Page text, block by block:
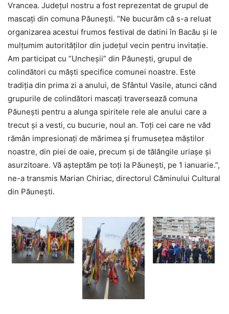
Vrancea. Județul nostru a fost reprezentat de grupul de
mascați din comuna Păunești. ”Ne bucurăm că s-a reluat
organizarea acestui frumos festival de datini în Bacău și le
mulțumim autorităților din județul vecin pentru invitație.
Am participat cu ”Uncheșii” din Păunești, grupul de
colindători cu măști specifice comunei noastre. Este
tradiția din prima zi a anului, de Sfântul Vasile, atunci când
grupurile de colindători mascați traversează comuna
Păunești pentru a alunga spiritele rele ale anului care a
trecut și a vesti, cu bucurie, noul an. Toți cei care ne văd
rămân impresionați de mărimea și frumusețea măștilor
noastre, din piei de oaie, precum și de tălăngile uriașe și
asurzitoare. Vă așteptăm pe toți la Păunești, pe 1 ianuarie.”,
ne-a transmis Marian Chiriac, directorul Căminului Cultural
din Păunești.